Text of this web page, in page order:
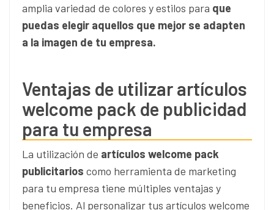
amplia variedad de colores y estilos para que
puedas elegir aquellos que mejor se adapten
a la imagen de tu empresa.
Ventajas de utilizar artículos
welcome pack de publicidad
para tu empresa
La utilización de artículos welcome pack
publicitarios como herramienta de marketing
para tu empresa tiene múltiples ventajas y
beneficios. Al personalizar tus artículos welcome